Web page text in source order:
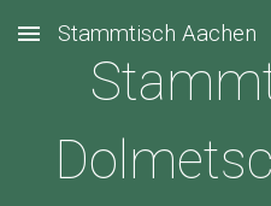
Skip to main content
Stammtisch Aachen